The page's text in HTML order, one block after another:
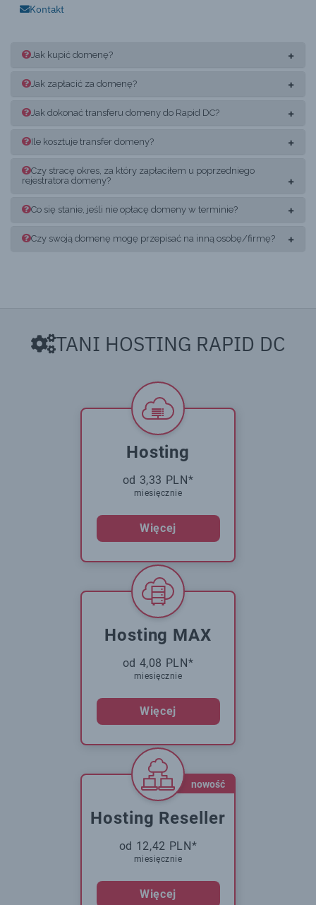
Kontakt
Jak kupić domenę?
Jak zapłacić za domenę?
Jak dokonać transferu domeny do Rapid DC?
Ile kosztuje transfer domeny?
Czy stracę okres, za który zapłaciłem u poprzedniego
rejestratora domeny?
Co się stanie, jeśli nie opłacę domeny w terminie?
Czy swoją domenę mogę przepisać na inną osobę/firmę?
TANI HOSTING RAPID DC
Hosting
od 3,33 PLN*
miesięcznie
Więcej
Hosting MAX
od 4,08 PLN*
miesięcznie
Więcej
nowość
Hosting Reseller
od 12,42 PLN*
miesięcznie
Więcej